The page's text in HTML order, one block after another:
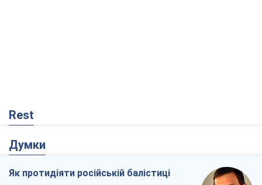
Rest
Думки
Як протидіяти російській балістиці